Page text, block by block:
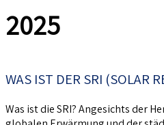
2025
WAS IST DER SRI (SOLAR
Was ist die SRI? Angesichts der